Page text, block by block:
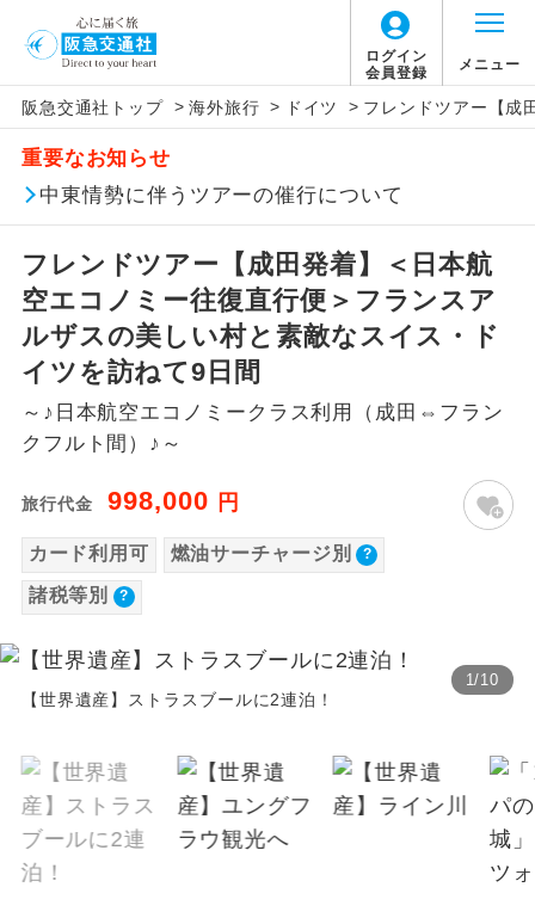
ログイン
会員登録
メニュー
阪急交通社トップ > 海外旅行 > ドイツ > フレンドツアー【成
重要なお知らせ
中東情勢に伴うツアーの催行について
フレンドツアー【成田発着】＜日本航
空エコノミー往復直行便＞フランスア
ルザスの美しい村と素敵なスイス・ド
イツを訪ねて9日間
～♪日本航空エコノミークラス利用（成田⇔フラン
クフルト間）♪～
旅行代金 998,000 円
カード利用可 燃油サーチャージ別
諸税等別
1/10
【世界遺産】ストラスブールに2連泊！
旅行代金に燃油サーチャージは含まれており
ません。別途お支払いが必要となります。
目安：130,000円（2026/07/31現在）
※上記の燃油サーチャージは変更になる場合
があります。
旅行代金に、以下の料金は含まれておりませ
ん。別途お支払が必要となります。
【日本国内空港施設使用料】
成田国際空港
大人（12歳以上）2,460円、子供（2歳以上12
歳未満）1,240円
【旅客保安サービス料】
成田国際空港
歳未満）700円
【海外空港諸税等】
旅行代金に各国空港の旅客サービス施設使用
支払いが必要となります。
2026/8/26 大人（12歳以上）21,470円、子
2026/9/2 大人（12歳以上）21,640円、子供
（2歳以上12歳未満）21,640円
※上記以外の出発日につきましては料金確定
後にご案内いたします。
このツアーは以下の出発地から追加代金でご参
加いただけます。
※リクエスト受付の場合、ご手配の可否は後日回答さ
せていただきます。
追加代金にて各地発着ありとは
当ツアーは日程表に記載の出発空港だけで
なく、各地より下記追加代金にて飛行機や
鉄道などを利用しご参加いただけます。
ご同行者様が異なる発着地をご希望の場合
は、当社予約センターまで連絡ください。
アイコン 説明
添乗員同行
往路出発空港（駅）から復路到着空港
（駅）まで同行します。
現地係員同行
現地到着後、現地係員が同行しお世話い
たします。
バスガイド乗
務
バスガイドが乗務し、車内での観光案内
があります。
新コース
世界遺産
ユネスコに登録されている文化遺産や自
然遺産を訪ねるコースです。
温泉 温泉地にも宿泊するコースです。
す。
大浴場 ご宿泊ホテルに大浴場が付いています。
全食事付き
全てのお食事が付いていますので、お食
事の心配はいりません。（機内食を除
お部屋にてゆっくりとお召し上がりいた